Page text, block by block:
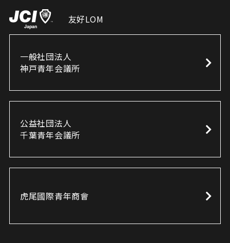
友好LOM
一般社団法人
神戸青年会議所
公益社団法人
千葉青年会議所
虎尾國際青年商會